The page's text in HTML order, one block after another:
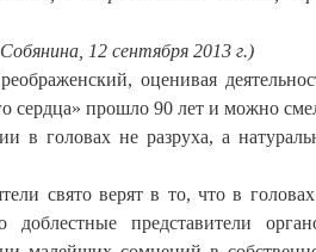
12 сентября 2013 г.)
оценивая
сердца» прошло 90 лет и можно
в головах не разруха, а
свято верят в то, что в
представители